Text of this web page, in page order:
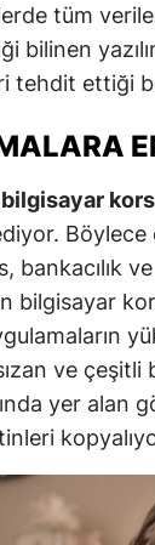
Kocaeli
Konya
Malatya
Manisa
Mardin
Muğla
Muş
Niğde
tüm
bilinen
tehdit ettiği
bilgisayar
Böylece
bilgisayar
ve çeşitli
yer alan